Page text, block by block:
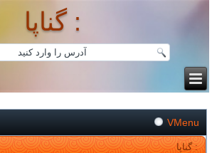
گناپا :
VMenu
گناپا :